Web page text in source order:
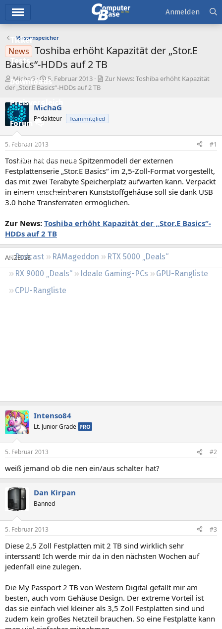
Ticker
Tests
Downloads
Preisvergleich
Forum
Aktuelles
Empfohlene Inhalte
Neue Beiträge
Neueste Aktivitäten
Regeln
Podcast RAMageddon
RTX 5000 „Deals“
RX 9000 „Deals“
Ideale Gaming-PCs
GPU-Rangliste
CPU-Rangliste
Anmelden
Massenspeicher
News Toshiba erhöht Kapazität der „Stor.E
Basics“-HDDs auf 2 TB
E
r
t
e
l
e
r
MichaG
E
r
t
e
l
t
a
m
5. Februar 2013
Zur News: Toshiba erhöht Kapazität
der „Stor.E Basics“-HDDs auf 2 TB
MichaG
Redakteur Teammitglied
5. Februar 2013 #1
Toshiba hat das neue Spitzenmodell der externen
Festplattenserie „Stor.E Basics“ im 2,5-Zoll-Format vorgestellt,
das mit zwei Terabyte Speicherplatz aufwarten kann. Verpackt
in einem unscheinbaren Kunststoffgehäuse soll sie dank USB
3.0 hohe Transferraten ermöglichen.
Zur News: Toshiba erhöht Kapazität der „Stor.E Basics“-
HDDs auf 2 TB
Intenso84
Lt. Junior Grade PRO
5. Februar 2013 #2
weiß jemand ob die nen ein/aus schalter hat?
Dan Kirpan
Banned
5. Februar 2013 #3
Diese 2,5 Zoll Festplatten mit 2 TB sind wirklich sehr
interssant! Ich werde mir da in den nächsten Wochen auf
jedenfall eine zulegen.
Die My Passport 2 TB von Western Digital gefällt mir am
besten, auch vom Gehäuse Design. Der extreme Vorteil ist
das sie einfach viel kleiner als 3,5 Zoll Festplatten sind und
zudem kein großes Netzteil brauchen. So eine Festplatte kann